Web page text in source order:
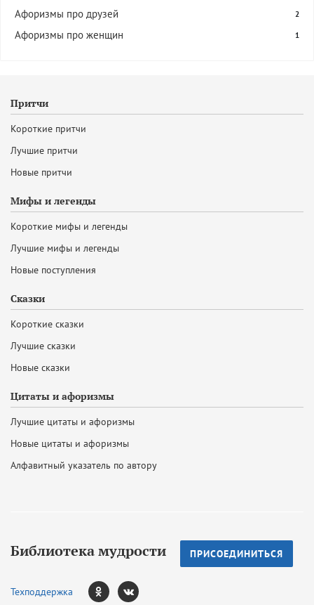
Афоризмы про друзей 2
Афоризмы про женщин 1
Притчи
Короткие притчи
Лучшие притчи
Новые притчи
Мифы и легенды
Короткие мифы и легенды
Лучшие мифы и легенды
Новые поступления
Сказки
Короткие сказки
Лучшие сказки
Новые сказки
Цитаты и афоризмы
Лучшие цитаты и афоризмы
Новые цитаты и афоризмы
Алфавитный указатель по автору
Библиотека мудрости ПРИСОЕДИНИТЬСЯ
Техподдержка